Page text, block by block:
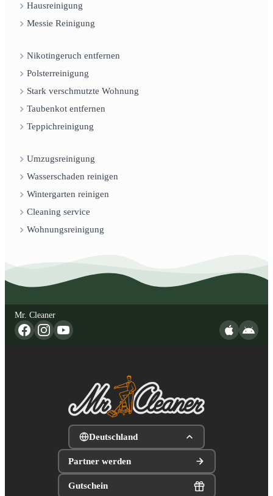
Hausreinigung
Messie Reinigung
Nikotingeruch entfernen
Polsterreinigung
Stark verschmutzte Wohnung
Taubenkot entfernen
Teppichreinigung
Umzugsreinigung
Wasserschaden reinigen
Wintergarten reinigen
Cleaning service
Wohnungsreinigung
Mr. Cleaner
Deutschland
Partner werden
Gutschein